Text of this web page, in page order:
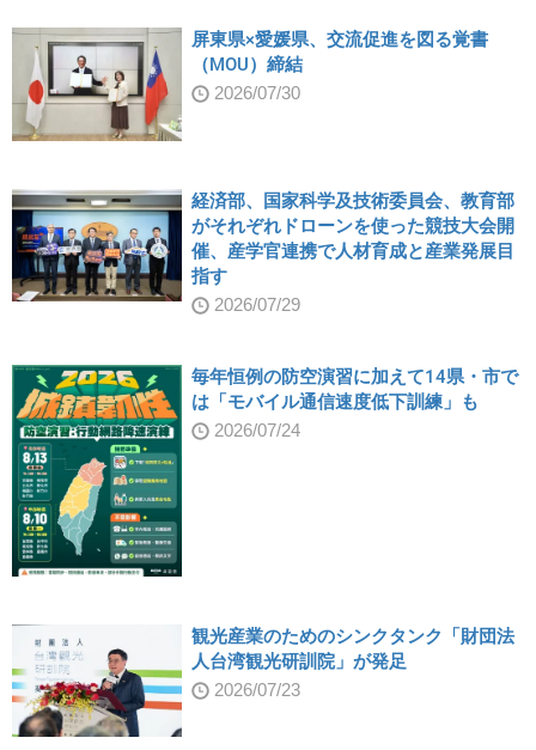
屏東県×愛媛県、交流促進を図る覚書
（MOU）締結
2026/07/30
経済部、国家科学及技術委員会、教育部
がそれぞれドローンを使った競技大会開
催、産学官連携で人材育成と産業発展目
指す
2026/07/29
毎年恒例の防空演習に加えて14県・市で
は「モバイル通信速度低下訓練」も
2026/07/24
観光産業のためのシンクタンク「財団法
人台湾観光研訓院」が発足
2026/07/23